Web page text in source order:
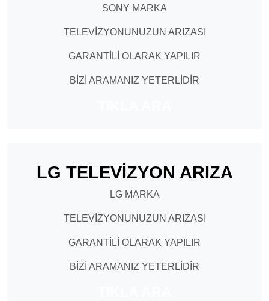
SONY MARKA
TELEVİZYONUNUZUN ARIZASI
GARANTİLİ OLARAK YAPILIR
BİZİ ARAMANIZ YETERLİDİR
LG TELEVİZYON ARIZA
LG MARKA
TELEVİZYONUNUZUN ARIZASI
GARANTİLİ OLARAK YAPILIR
BİZİ ARAMANIZ YETERLİDİR